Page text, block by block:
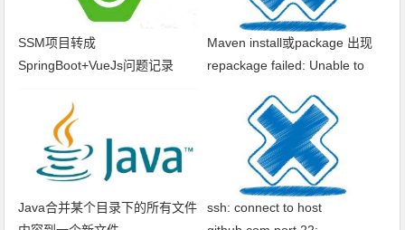
SSM项目转成
SpringBoot+VueJs问题记录
Maven install或package 出现
repackage failed: Unable to
Java合并某个目录下的所有文件
ssh: connect to host